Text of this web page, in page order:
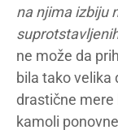
na njima izbiju
ne može da
bila tako velika
drastične mere
kamoli